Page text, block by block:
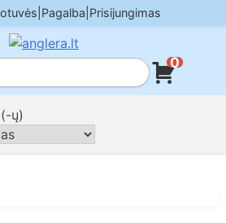
Pagalba Prisijungimas
0
ų)